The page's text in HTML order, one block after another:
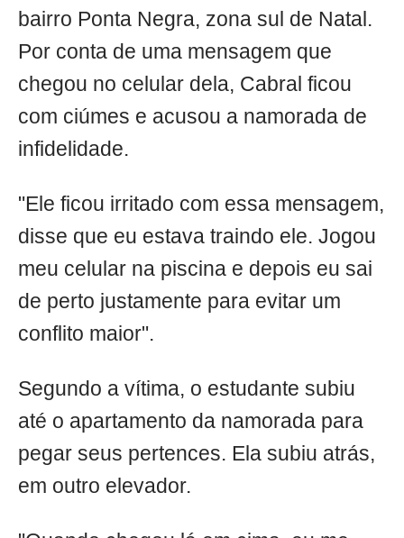
bairro Ponta Negra, zona sul de Natal.
Por conta de uma mensagem que
chegou no celular dela, Cabral ficou
com ciúmes e acusou a namorada de
infidelidade.
"Ele ficou irritado com essa mensagem,
disse que eu estava traindo ele. Jogou
meu celular na piscina e depois eu sai
de perto justamente para evitar um
conflito maior".
Segundo a vítima, o estudante subiu
até o apartamento da namorada para
pegar seus pertences. Ela subiu atrás,
em outro elevador.